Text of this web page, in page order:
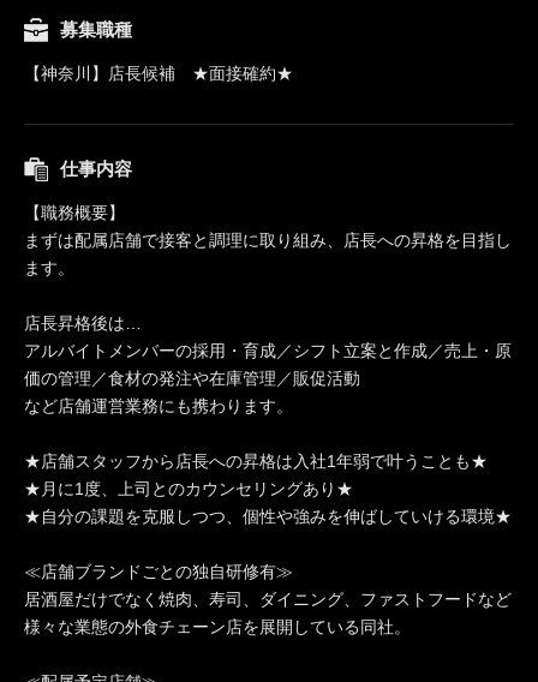
募集職種
【神奈川】店長候補 ★面接確約★
仕事内容
【職務概要】
まずは配属店舗で接客と調理に取り組み、店長への昇格を目指し
ます。
店長昇格後は…
アルバイトメンバーの採用・育成／シフト立案と作成／売上・原
価の管理／食材の発注や在庫管理／販促活動
など店舗運営業務にも携わります。
★店舗スタッフから店長への昇格は入社1年弱で叶うことも★
★月に1度、上司とのカウンセリングあり★
★自分の課題を克服しつつ、個性や強みを伸ばしていける環境★
≪店舗ブランドごとの独自研修有≫
居酒屋だけでなく焼肉、寿司、ダイニング、ファストフードなど
様々な業態の外食チェーン店を展開している同社。